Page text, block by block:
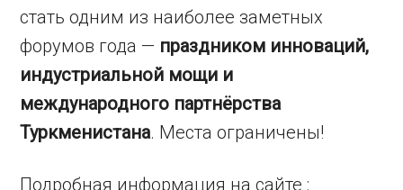
стать одним из наиболее заметных
форумов года — праздником инноваций,
индустриальной мощи и
международного партнёрства
Туркменистана. Места ограничены!
Подробная информация на сайте :